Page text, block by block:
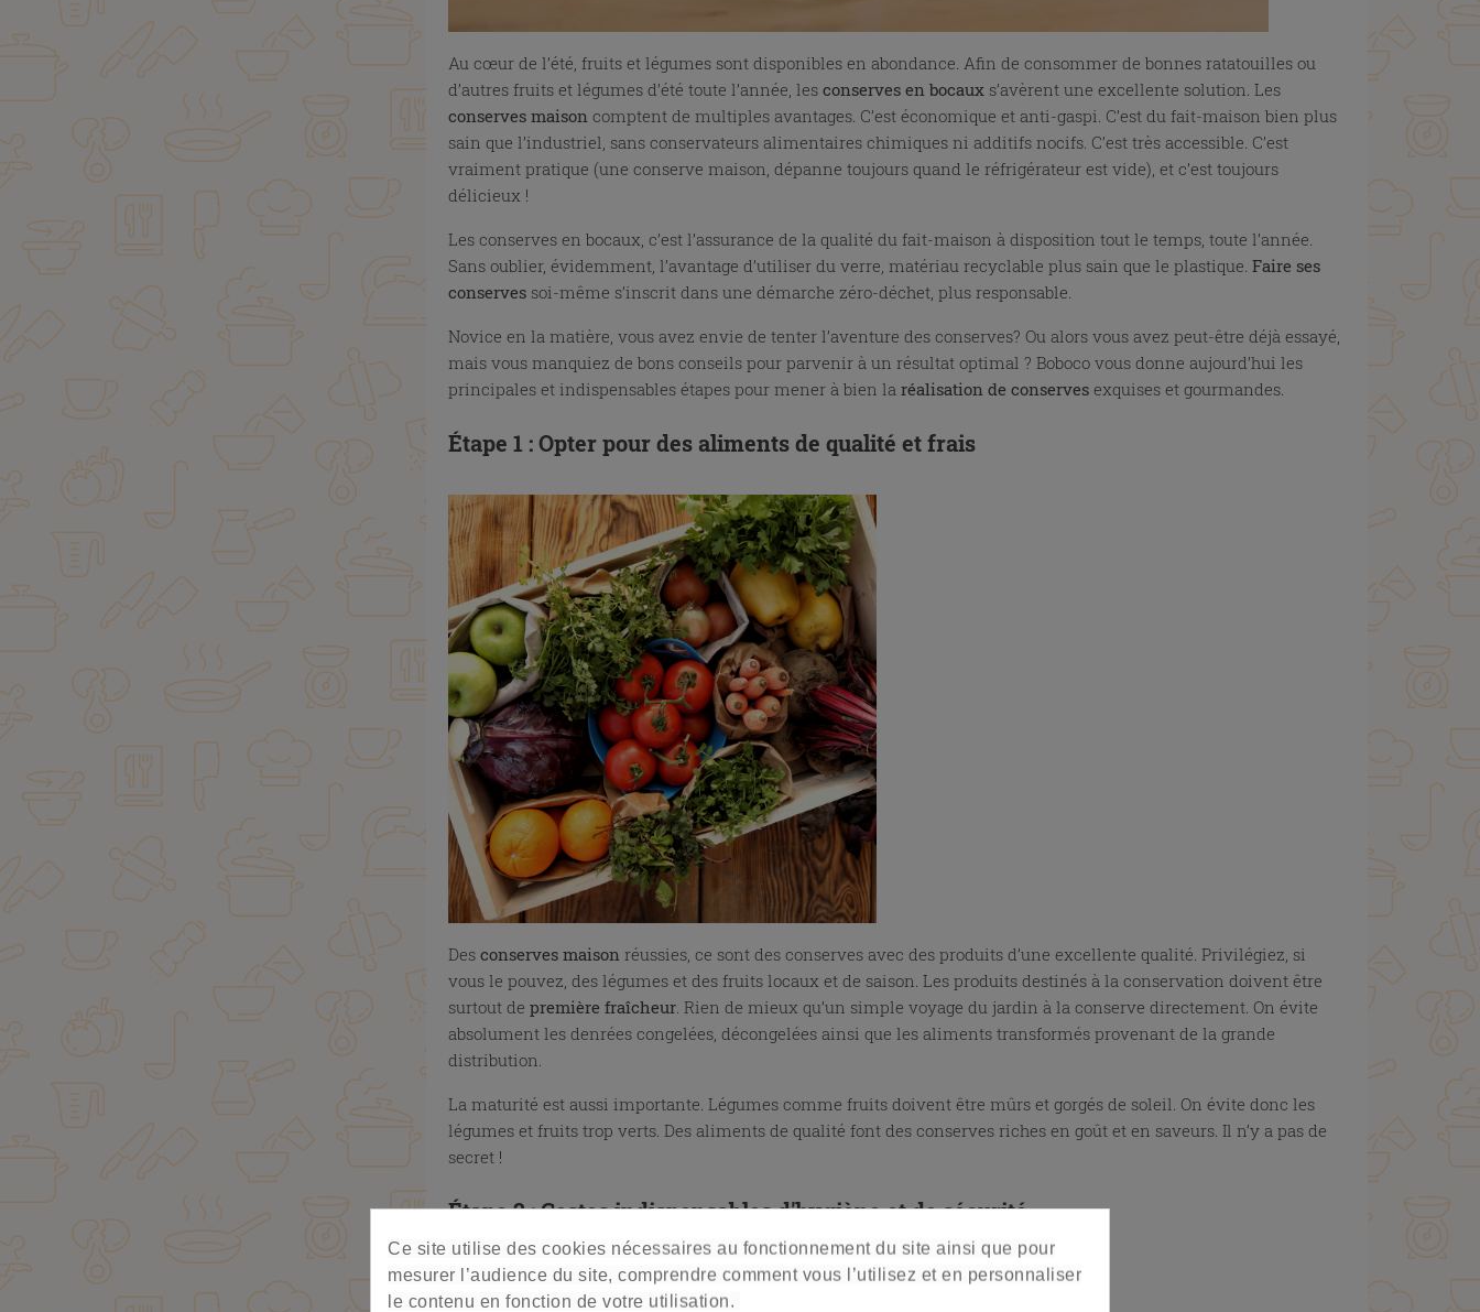
Au cœur de l’été, fruits et légumes sont disponibles en abondance. Afin de consommer de bonnes ratatouilles ou
d’autres fruits et légumes d’été toute l’année, les conserves en bocaux s’avèrent une excellente solution. Les
conserves maison comptent de multiples avantages. C’est économique et anti-gaspi. C’est du fait-maison bien plus
sain que l’industriel, sans conservateurs alimentaires chimiques ni additifs nocifs. C’est très accessible. C’est
vraiment pratique (une conserve maison, dépanne toujours quand le réfrigérateur est vide), et c’est toujours
délicieux !
Les conserves en bocaux, c’est l’assurance de la qualité du fait-maison à disposition tout le temps, toute l’année.
Sans oublier, évidemment, l’avantage d’utiliser du verre, matériau recyclable plus sain que le plastique. Faire ses
conserves soi-même s’inscrit dans une démarche zéro-déchet, plus responsable.
Novice en la matière, vous avez envie de tenter l’aventure des conserves? Ou alors vous avez peut-être déjà essayé,
mais vous manquiez de bons conseils pour parvenir à un résultat optimal ? Boboco vous donne aujourd’hui les
principales et indispensables étapes pour mener à bien la réalisation de conserves exquises et gourmandes.
Étape 1 : Opter pour des aliments de qualité et frais
Des conserves maison réussies, ce sont des conserves avec des produits d’une excellente qualité. Privilégiez, si
vous le pouvez, des légumes et des fruits locaux et de saison. Les produits destinés à la conservation doivent être
surtout de première fraîcheur. Rien de mieux qu’un simple voyage du jardin à la conserve directement. On évite
absolument les denrées congelées, décongelées ainsi que les aliments transformés provenant de la grande
distribution.
La maturité est aussi importante. Légumes comme fruits doivent être mûrs et gorgés de soleil. On évite donc les
légumes et fruits trop verts. Des aliments de qualité font des conserves riches en goût et en saveurs. Il n’y a pas de
secret !
Étape 2 : Gestes indispensables d'hygiène et de sécurité
Ce site utilise des cookies nécessaires au fonctionnement du site ainsi que pour
mesurer l’audience du site, comprendre comment vous l’utilisez et en personnaliser
le contenu en fonction de votre utilisation.